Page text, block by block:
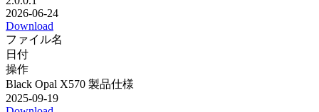
2026-06-24
Download
ファイル名
日付
操作
Black Opal X570 製品仕様
2025-09-19